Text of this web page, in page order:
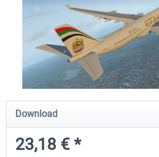
Diamond DA-62
38,91 € *
Download
23,18 € *